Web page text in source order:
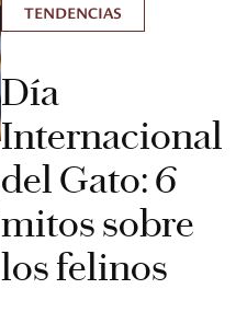
TENDENCIAS
Día
Internacional
del Gato: 6
mitos sobre
los felinos